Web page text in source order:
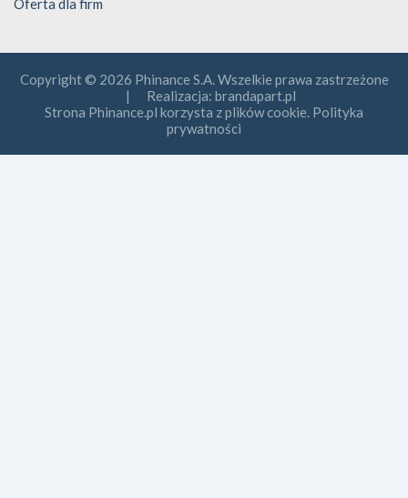
Oferta dla firm
Copyright © 2026 Phinance S.A. Wszelkie prawa zastrzeżone
| Realizacja: brandapart.pl
Strona Phinance.pl korzysta z plików cookie. Polityka
prywatności